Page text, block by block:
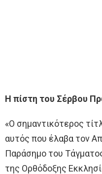
Η πίστη του Σέρβου
«Ο σημαντικότερος
αυτός που έλαβα τον
Παράσημο του
της Ορθόδοξης